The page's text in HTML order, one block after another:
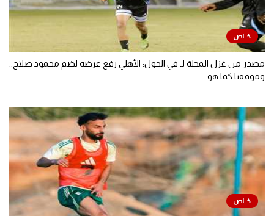
مصدر من غزل المحلة لـ في الجول: الأهلي رفع عرضه لضم محمود صلاح..
وموقفنا كما هو